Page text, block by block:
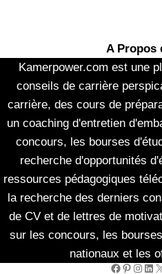
A Propos
Kamerpower.com est une
conseils de carrière
carrière, des cours de
un coaching d'entretien
concours, les bourses
recherche d'opportunités
ressources pédagogiques
la recherche des derniers
de CV et de lettres de
sur les concours, les
nationaux et les
Facebook Pinterest Instagram LinkedIn X